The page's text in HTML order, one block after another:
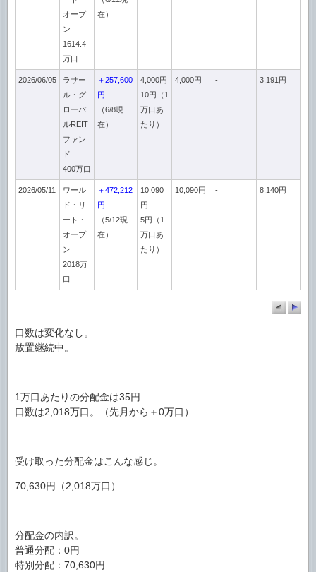
オープ
ン
1614.4
万口
在）
2026/06/05
ラサー
ル・グ
ローバ
ルREIT
ファン
ド
400万口
＋257,600
円
（6/8現
在）
4,000円
10円（1
万口あ
たり）
4,000円 - 3,191円
2026/05/11
ワール
ド・リ
ート・
オープ
ン
2018万
口
＋472,212
円
（5/12現
在）
10,090
円
5円（1
万口あ
たり）
10,090円 - 8,140円
口数は変化なし。
放置継続中。
1万口あたりの分配金は35円
口数は2,018万口。（先月から＋0万口）
受け取った分配金はこんな感じ。
70,630円（2,018万口）
分配金の内訳。
普通分配：0円
特別分配：70,630円